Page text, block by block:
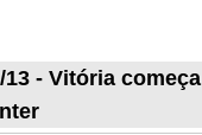
- Vitória começa